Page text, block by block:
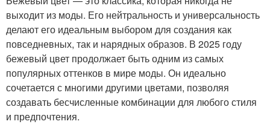
выходит из моды. Его нейтральность и универсальность
делают его идеальным выбором для создания как
повседневных, так и нарядных образов. В 2025 году
бежевый цвет продолжает быть одним из самых
популярных оттенков в мире моды. Он идеально
сочетается с многими другими цветами, позволяя
создавать бесчисленные комбинации для любого стиля
и предпочтения.